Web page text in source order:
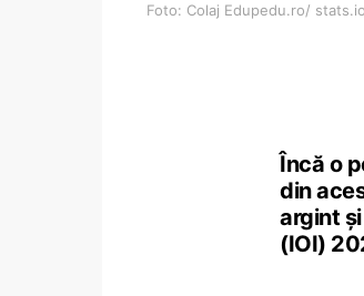
Foto: Colaj Edupedu.ro/
Încă o
din
argint
(IOI)